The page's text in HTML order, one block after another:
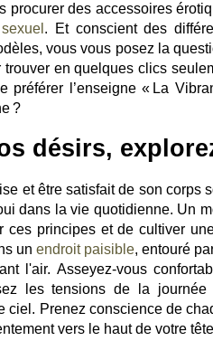
procurer des accessoires
. Et conscient des
vous vous posez la
trouver en quelques clics
préférer l’enseigne « La
?
désirs,
et être satisfait de son corps
dans la vie quotidienne. Un
ces principes et de cultiver
un endroit paisible, entouré
l'air. Asseyez-vous
les tensions de la
ciel. Prenez conscience de
vers le haut de votre